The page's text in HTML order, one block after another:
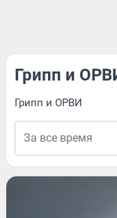
Грипп и
Грипп и ОРВИ